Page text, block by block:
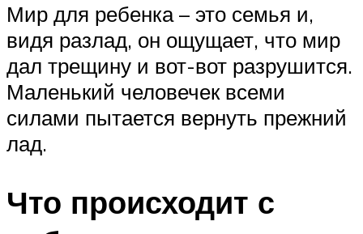
Мир для ребенка – это семья и,
видя разлад, он ощущает, что мир
дал трещину и вот-вот разрушится.
Маленький человечек всеми
силами пытается вернуть прежний
лад.
Что происходит с